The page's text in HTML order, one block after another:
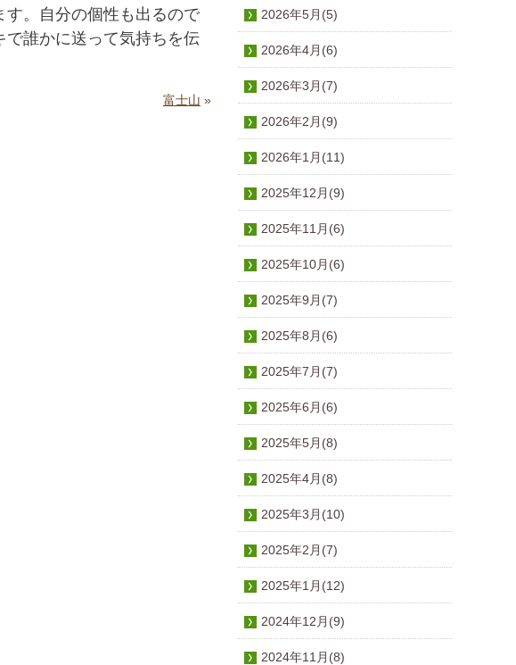
す。自分の個性も出るので
で誰かに送って気持ちを伝
富士山 »
2026年5月(5)
2026年4月(6)
2026年3月(7)
2026年2月(9)
2026年1月(11)
2025年12月(9)
2025年11月(6)
2025年10月(6)
2025年9月(7)
2025年8月(6)
2025年7月(7)
2025年6月(6)
2025年5月(8)
2025年4月(8)
2025年3月(10)
2025年2月(7)
2025年1月(12)
2024年12月(9)
2024年11月(8)